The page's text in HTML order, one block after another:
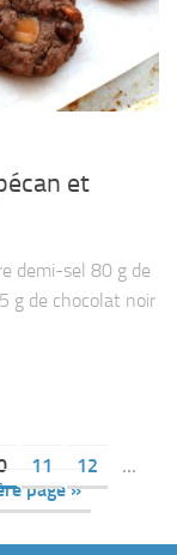
et
demi-sel 80 g de
g de chocolat noir
11 12
…
page »